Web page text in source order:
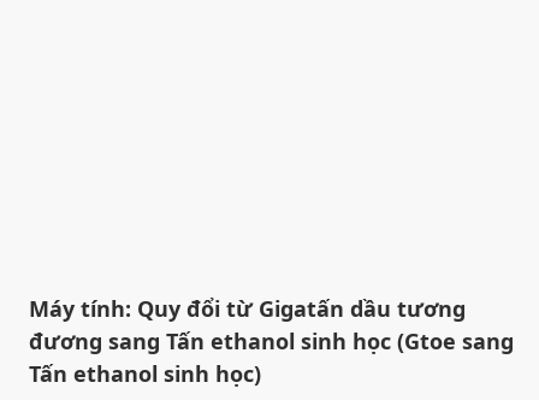
Máy tính: Quy đổi từ Gigatấn dầu tương
đương sang Tấn ethanol sinh học (Gtoe sang
Tấn ethanol sinh học)